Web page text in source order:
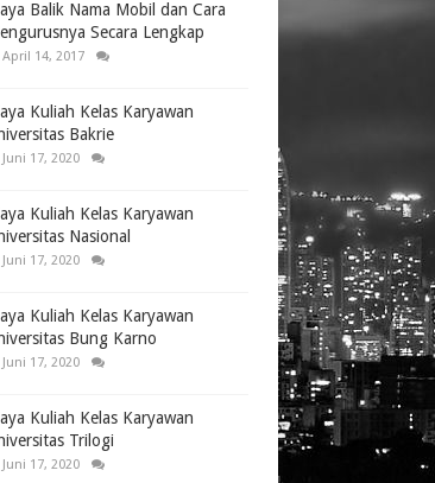
Balik Nama Mobil dan Cara
Secara Lengkap
April 14, 2017
Kuliah Kelas Karyawan
Bakrie
Juni 17, 2020
Kuliah Kelas Karyawan
Nasional
Juni 17, 2020
Kuliah Kelas Karyawan
Bung Karno
Juni 17, 2020
Kuliah Kelas Karyawan
Trilogi
Juni 17, 2020